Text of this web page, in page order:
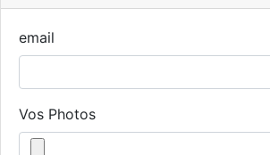
email
Vos Photos